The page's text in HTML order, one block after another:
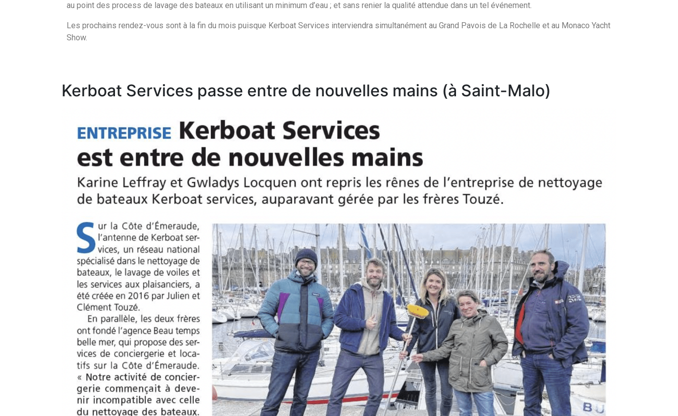
au point des process de lavage des bateaux en utilisant un minimum d’eau ; et sans renier la qualité attendue dans un tel événement.
Les prochains rendez-vous sont à la fin du mois puisque Kerboat Services interviendra simultanément au Grand Pavois de La Rochelle et au Monaco Yacht
Show.
Kerboat Services passe entre de nouvelles mains (à Saint-Malo)